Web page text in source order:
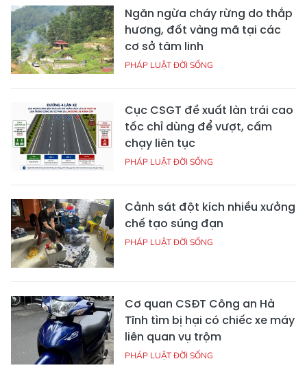
Ngăn ngừa cháy rừng do thắp
hương, đốt vàng mã tại các
cơ sở tâm linh
PHÁP LUẬT ĐỜI SỐNG
Cục CSGT đề xuất làn trái cao
tốc chỉ dùng để vượt, cấm
chạy liên tục
PHÁP LUẬT ĐỜI SỐNG
Cảnh sát đột kích nhiều xưởng
chế tạo súng đạn
PHÁP LUẬT ĐỜI SỐNG
Cơ quan CSĐT Công an Hà
Tĩnh tìm bị hại có chiếc xe máy
liên quan vụ trộm
PHÁP LUẬT ĐỜI SỐNG